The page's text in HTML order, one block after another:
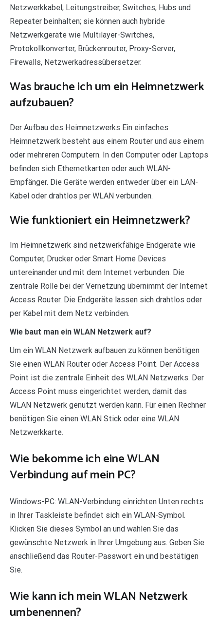
Netzwerkkabel, Leitungstreiber, Switches, Hubs und
Repeater beinhalten; sie können auch hybride
Netzwerkgeräte wie Multilayer-Switches,
Protokollkonverter, Brückenrouter, Proxy-Server,
Firewalls, Netzwerkadressübersetzer.
Was brauche ich um ein Heimnetzwerk
aufzubauen?
Der Aufbau des Heimnetzwerks Ein einfaches
Heimnetzwerk besteht aus einem Router und aus einem
oder mehreren Computern. In den Computer oder Laptops
befinden sich Ethernetkarten oder auch WLAN-
Empfänger. Die Geräte werden entweder über ein LAN-
Kabel oder drahtlos per WLAN verbunden.
Wie funktioniert ein Heimnetzwerk?
Im Heimnetzwerk sind netzwerkfähige Endgeräte wie
Computer, Drucker oder Smart Home Devices
untereinander und mit dem Internet verbunden. Die
zentrale Rolle bei der Vernetzung übernimmt der Internet
Access Router. Die Endgeräte lassen sich drahtlos oder
per Kabel mit dem Netz verbinden.
Wie baut man ein WLAN Netzwerk auf?
Um ein WLAN Netzwerk aufbauen zu können benötigen
Sie einen WLAN Router oder Access Point. Der Access
Point ist die zentrale Einheit des WLAN Netzwerks. Der
Access Point muss eingerichtet werden, damit das
WLAN Netzwerk genutzt werden kann. Für einen Rechner
benötigen Sie einen WLAN Stick oder eine WLAN
Netzwerkkarte.
Wie bekomme ich eine WLAN
Verbindung auf mein PC?
Windows-PC: WLAN-Verbindung einrichten Unten rechts
in Ihrer Taskleiste befindet sich ein WLAN-Symbol.
Klicken Sie dieses Symbol an und wählen Sie das
gewünschte Netzwerk in Ihrer Umgebung aus. Geben Sie
anschließend das Router-Passwort ein und bestätigen
Sie.
Wie kann ich mein WLAN Netzwerk
umbenennen?